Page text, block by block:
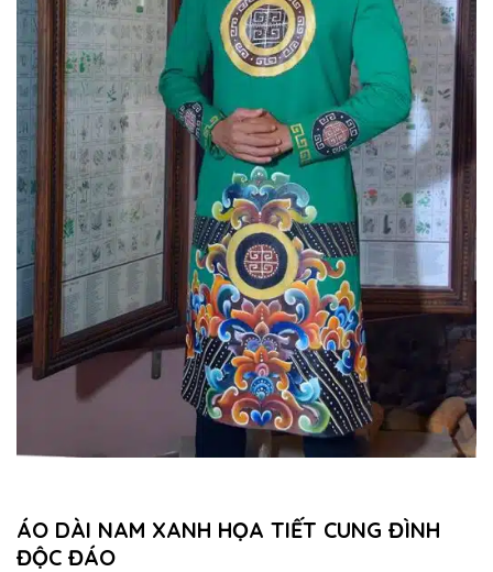
ÁO DÀI NAM XANH HỌA TIẾT CUNG ĐÌNH
ĐỘC ĐÁO